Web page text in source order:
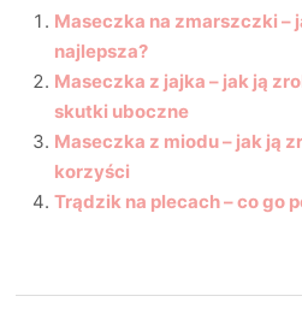
Maseczka na zmarszczki –
najlepsza?
Maseczka z jajka – jak ją
skutki uboczne
Maseczka z miodu – jak ją
korzyści
Trądzik na plecach – co go